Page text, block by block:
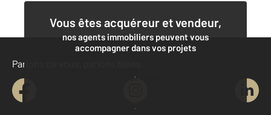
Vous êtes acquéreur et vendeur,
nos agents immobiliers peuvent vous
accompagner dans vos projets
Contacter l'agence
Demander une estimation
Parlons de vous, parlons biens